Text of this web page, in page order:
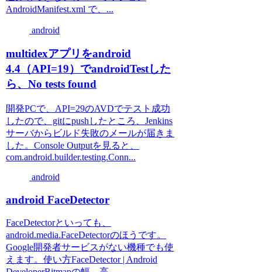
AndroidManifest.xml で、...
android
multidexアプリをandroid
4.4（API=19）でandroidTestした
ら、No tests found
開発PCで、API=29のAVDでテスト成功
したので、gitにpushしたところ、Jenkins
サーバからビルド失敗のメールが届きま
した。Console Outputを見ると、
com.android.builder.testing.Conn...
android
android FaceDetector
FaceDetectorといっても、
android.media.FaceDetectorのほうです。
Google開発者サービスがない機種でも使
えます。使い方FaceDetector | Android